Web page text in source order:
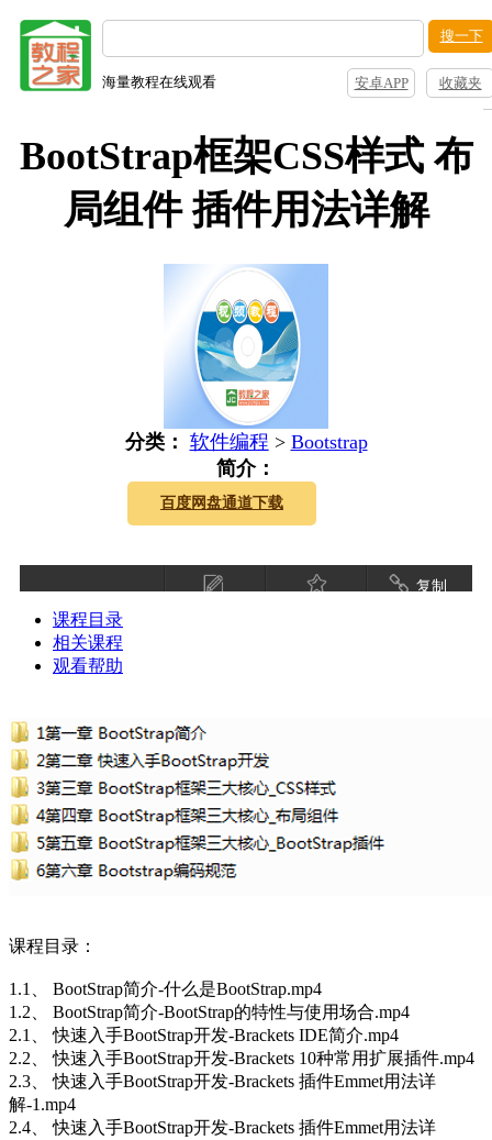
搜一下
海量教程在线观看 收藏夹
安卓APP
BootStrap框架CSS样式 布
局组件 插件用法详解
分类： 软件编程 > Bootstrap
简介：
百度网盘通道下载
复制
课程目录
相关课程
观看帮助
课程目录：
1.1、 BootStrap简介-什么是BootStrap.mp4
1.2、 BootStrap简介-BootStrap的特性与使用场合.mp4
2.1、 快速入手BootStrap开发-Brackets IDE简介.mp4
2.2、 快速入手BootStrap开发-Brackets 10种常用扩展插件.mp4
2.3、 快速入手BootStrap开发-Brackets 插件Emmet用法详
解-1.mp4
2.4、 快速入手BootStrap开发-Brackets 插件Emmet用法详